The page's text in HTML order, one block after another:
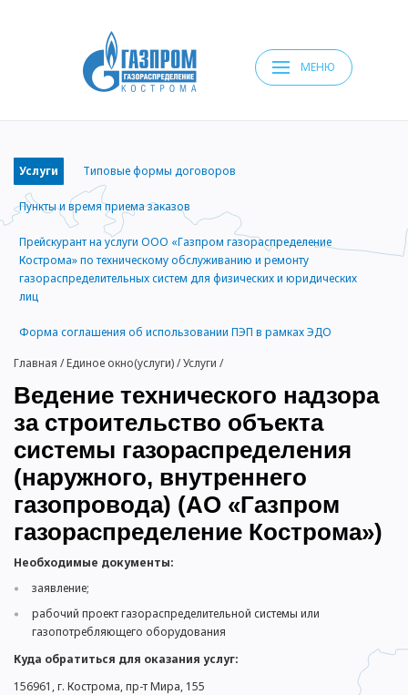
МЕНЮ
Услуги Типовые формы договоров
Пункты и время приема заказов
Прейскурант на услуги ООО «Газпром газораспределение
Кострома» по техническому обслуживанию и ремонту
газораспределительных систем для физических и юридических
лиц
Форма соглашения об использовании ПЭП в рамках ЭДО
Главная /Единое окно(услуги)/Услуги /
Ведение технического надзора
за строительство объекта
системы газораспределения
(наружного, внутреннего
газопровода) (АО «Газпром
газораспределение Кострома»)
Необходимые документы:
заявление;
рабочий проект газораспределительной системы или
газопотребляющего оборудования
Куда обратиться для оказания услуг:
156961, г. Кострома, пр-т Мира, 155